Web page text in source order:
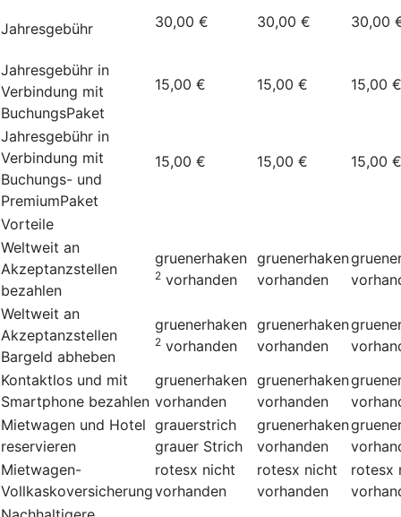
Jahresgebühr 30,00 € 30,00 € 30,00
Jahresgebühr in
Verbindung mit
BuchungsPaket
15,00 € 15,00 € 15,00 €
Jahresgebühr in
Verbindung mit
Buchungs- und
PremiumPaket
15,00 € 15,00 € 15,00 €
Vorteile
Weltweit an
Akzeptanzstellen
bezahlen
gruenerhaken
2 vorhanden
gruenerhaken
vorhanden
Weltweit an
Akzeptanzstellen
Bargeld abheben
gruenerhaken
2 vorhanden
gruenerhaken
vorhanden
Kontaktlos und mit
Smartphone bezahlen
gruenerhaken
vorhanden
gruenerhaken
vorhanden
Mietwagen und Hotel
reservieren
grauerstrich
grauer Strich
gruenerhaken
vorhanden
Mietwagen-
Vollkaskoversicherung
rotesx nicht
vorhanden
rotesx nicht
vorhanden
rotesx